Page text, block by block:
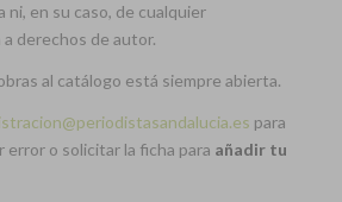
ni, en su caso, de cualquier
derechos de autor.
al catálogo está siempre abierta.
para
error o solicitar la ficha para añadir tu